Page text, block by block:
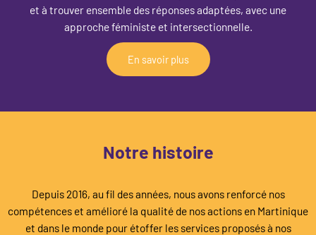
et à trouver ensemble des réponses adaptées, avec une
approche féministe et intersectionnelle.
En savoir plus
Notre histoire
Depuis 2016, au fil des années, nous avons renforcé nos
compétences et amélioré la qualité de nos actions en Martinique
et dans le monde pour étoffer les services proposés à nos